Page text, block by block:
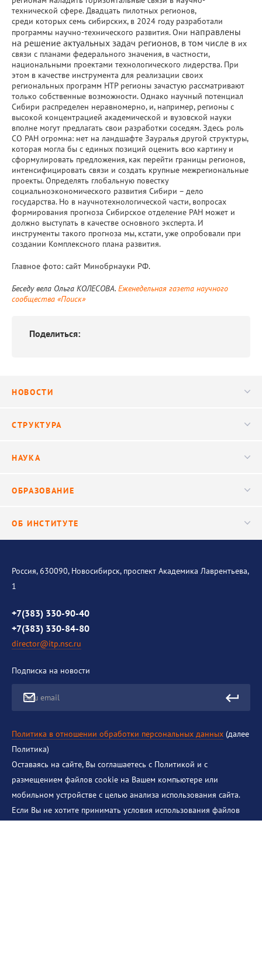
технической сфере. Двадцать пилотных регионов,
среди которых семь сибирских, в 2024 году разработали
программы научно-технического развития. Они направлены
на решение актуальных задач регионов, в том числе в их
связи с планами федерального значения, в частности,
национальными проектами технологического лидерства. При
этом в качестве инструмента для реализации своих
региональных программ НТР регионы зачастую рассматривают
только собственные возможности. Однако научный потенциал
Сибири распределен неравномерно, и, например, регионы с
высокой концентрацией академической и вузовской науки
вполне могут предлагать свои разработки соседям. Здесь роль
СО РАН огромна: нет на ландшафте Зауралья другой структуры,
которая могла бы с единых позиций оценить всю картину и
сформулировать предложения, как перейти границы регионов,
интенсифицировать связи и создать крупные межрегиональные
проекты. Определять глобальную повестку
социальноэкономического развития Сибири – дело
государства. Но в научнотехнологической части, вопросах
формирования прогноза Сибирское отделение РАН может и
должно выступать в качестве основного эксперта. И
инструменты такого прогноза мы, кстати, уже опробовали при
создании Комплексного плана развития.
Главное фото: сайт Минобрнауки РФ.
Беседу вела Ольга КОЛЕСОВА. Еженедельная газета научного
сообщества «Поиск»
Поделиться:
НОВОСТИ
Видео
СТРУКТУРА
Научные подразделения
НАУКА
Исследования
ОБРАЗОВАНИЕ
ОБ ИНСТИТУТЕ
История института
Контакты
Противодействие коррупции
Россия, 630090, Новосибирск, проспект Академика Лаврентьева,
1
+7(383) 330-90-40
+7(383) 330-84-80
director@itp.nsc.ru
Подписка на новости
Ваш email
Политика в отношении обработки персональных данных (далее
Политика)
Оставаясь на сайте, Вы соглашаетесь с Политикой и с
размещением файлов cookie на Вашем компьютере или
мобильном устройстве с целью анализа использования сайта.
Если Вы не хотите принимать условия использования файлов